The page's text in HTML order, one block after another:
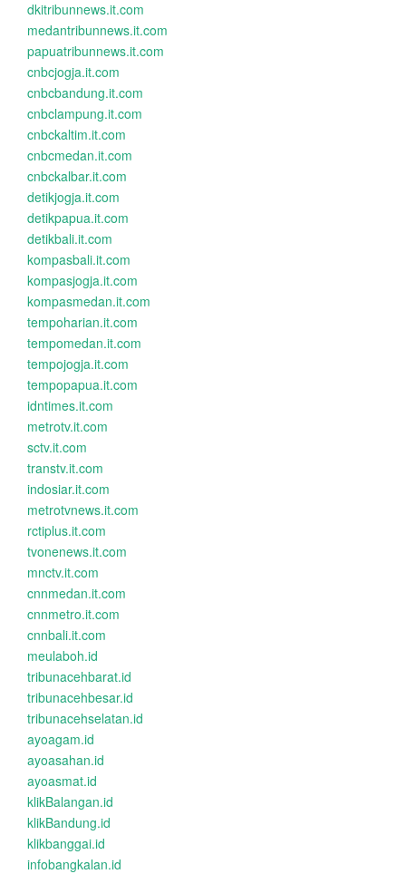
dkitribunnews.it.com
medantribunnews.it.com
papuatribunnews.it.com
cnbcjogja.it.com
cnbcbandung.it.com
cnbclampung.it.com
cnbckaltim.it.com
cnbcmedan.it.com
cnbckalbar.it.com
detikjogja.it.com
detikpapua.it.com
detikbali.it.com
kompasbali.it.com
kompasjogja.it.com
kompasmedan.it.com
tempoharian.it.com
tempomedan.it.com
tempojogja.it.com
tempopapua.it.com
idntimes.it.com
metrotv.it.com
sctv.it.com
transtv.it.com
indosiar.it.com
metrotvnews.it.com
rctiplus.it.com
tvonenews.it.com
mnctv.it.com
cnnmedan.it.com
cnnmetro.it.com
cnnbali.it.com
meulaboh.id
tribunacehbarat.id
tribunacehbesar.id
tribunacehselatan.id
ayoagam.id
ayoasahan.id
ayoasmat.id
klikBalangan.id
klikBandung.id
klikbanggai.id
infobangkalan.id